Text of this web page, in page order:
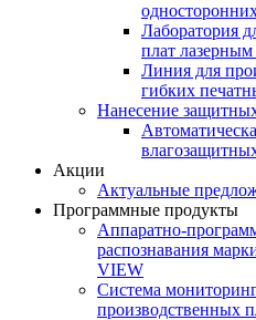
Лаборатория
плат
Линия для
гибких
Нанесение
Акции
Актуальные
Программные продукты
Аппаратно-
распознавания
VIEW
Система
производственных